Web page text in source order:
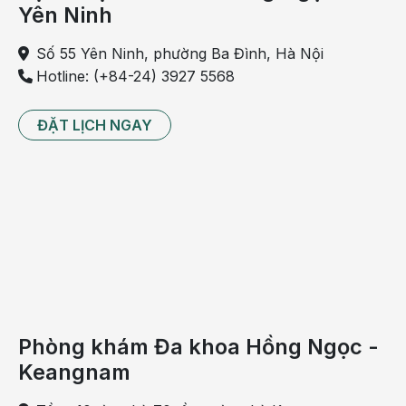
LDLcholesterol nên điều chỉnh xuống dưới 100mg/dL
(2,6mmol/L).
Các biện pháp giảm lipid máu là thay đổi lối sống (ăn
khi có chỉ định.
lần/tuần, kéo dài ít nhất 3 tháng.
Nên có sự giám sát của nhân viên y tế ở mỗi giai đoạn
Yên Ninh
Số 55 Yên Ninh, phường Ba Đình, Hà Nội
Hotline: (+84-24) 3927 5568
ĐẶT LỊCH NGAY
Phòng khám Đa khoa Hồng Ngọc -
Keangnam